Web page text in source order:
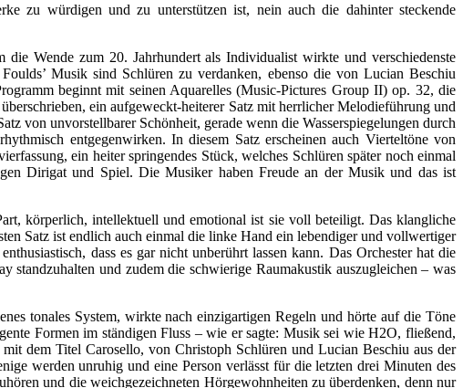
zu würdigen und zu unterstützen ist, nein auch die dahinter steckende
Wende zum 20. Jahrhundert als Individualist wirkte und verschiedenste
Musik sind Schlüren zu verdanken, ebenso die von Lucian Beschiu
beginnt mit seinen Aquarelles (Music-Pictures Group II) op. 32, die
ein aufgeweckt-heiterer Satz mit herrlicher Melodieführung und
von unvorstellbarer Schönheit, gerade wenn die Wasserspiegelungen durch
entgegenwirken. In diesem Satz erscheinen auch Vierteltöne von
ein heiter springendes Stück, welches Schlüren später noch einmal
Dirigat und Spiel. Die Musiker haben Freude an der Musik und das ist
körperlich, intellektuell und emotional ist sie voll beteiligt. Das klangliche
Satz ist endlich auch einmal die linke Hand ein lebendiger und vollwertiger
dass es gar nicht unberührt lassen kann. Das Orchester hat die
standzuhalten und zudem die schwierige Raumakustik auszugleichen – was
tonales System, wirkte nach einzigartigen Regeln und hörte auf die Töne
Formen im ständigen Fluss – wie er sagte: Musik sei wie H2O, fließend,
dem Titel Carosello, von Christoph Schlüren und Lucian Beschiu aus der
werden unruhig und eine Person verlässt für die letzten drei Minuten des
und die weichgezeichneten Hörgewohnheiten zu überdenken, denn nur